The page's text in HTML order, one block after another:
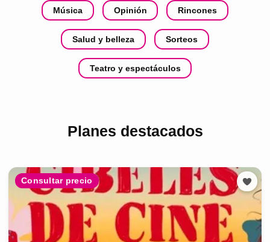
Música Opinión Rincones
Salud y belleza Sorteos
Teatro y espectáculos
Planes destacados
Consultar precio